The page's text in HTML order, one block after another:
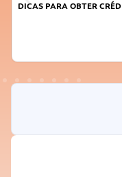
DICAS PARA OBTER